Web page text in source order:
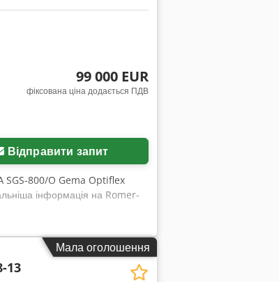
99 000 EUR
фіксована ціна додається ПДВ
Відправити запит
SGS-800/O Gema Optiflex
інформація на Romer-
Мала оголошення
13